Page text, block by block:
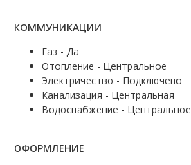
КОММУНИКАЦИИ
Газ - Да
Отопление - Центральное
Электричество - Подключено
Канализация - Центральная
Водоснабжение - Центральное
ОФОРМЛЕНИЕ